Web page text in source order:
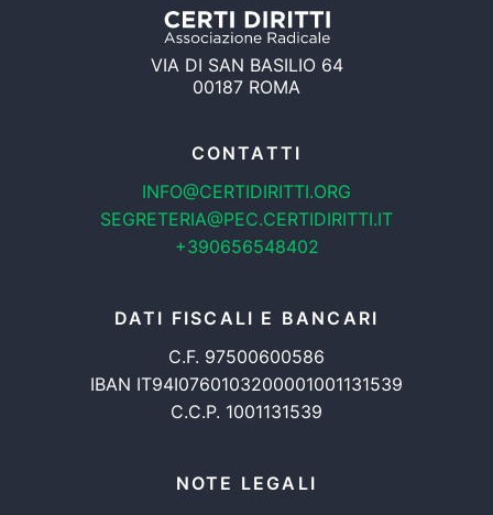
VIA DI SAN BASILIO 64
00187 ROMA
CONTATTI
INFO@CERTIDIRITTI.ORG
SEGRETERIA@PEC.CERTIDIRITTI.IT
+390656548402
DATI FISCALI E BANCARI
C.F. 97500600586
IBAN IT94I0760103200001001131539
C.C.P. 1001131539
NOTE LEGALI